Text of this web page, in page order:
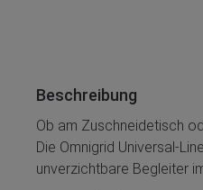
Beschreibung
Ob am Zuschneidetisch
Die Omnigrid Universal-
unverzichtbare Begleiter